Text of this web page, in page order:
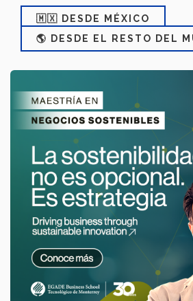
🇲🇽 DESDE MÉXICO
🌎 DESDE EL RESTO DEL